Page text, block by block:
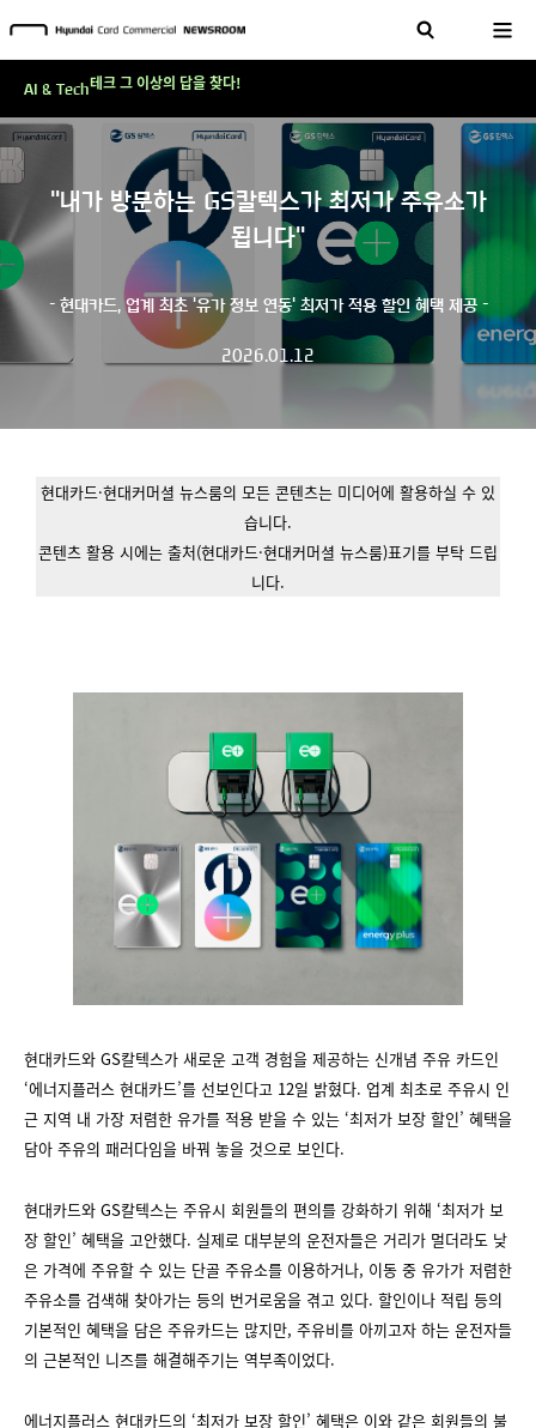
"내가 방문하는 GS칼텍스가 최저가 주유소가
됩니다"
- 현대카드, 업계 최초 '유가 정보 연동' 최저가 적용 할인 혜택 제공 -
2026.01.12
현대카드·현대커머셜 뉴스룸의 모든 콘텐츠는 미디어에 활용하실 수 있
습니다.
콘텐츠 활용 시에는 출처(현대카드·현대커머셜 뉴스룸)표기를 부탁 드립
니다.
현대카드와 GS칼텍스가 새로운 고객 경험을 제공하는 신개념 주유 카드인
‘에너지플러스 현대카드’를 선보인다고 12일 밝혔다. 업계 최초로 주유시 인
근 지역 내 가장 저렴한 유가를 적용 받을 수 있는 ‘최저가 보장 할인’ 혜택을
담아 주유의 패러다임을 바꿔 놓을 것으로 보인다.
현대카드와 GS칼텍스는 주유시 회원들의 편의를 강화하기 위해 ‘최저가 보
장 할인’ 혜택을 고안했다. 실제로 대부분의 운전자들은 거리가 멀더라도 낮
은 가격에 주유할 수 있는 단골 주유소를 이용하거나, 이동 중 유가가 저렴한
주유소를 검색해 찾아가는 등의 번거로움을 겪고 있다. 할인이나 적립 등의
기본적인 혜택을 담은 주유카드는 많지만, 주유비를 아끼고자 하는 운전자들
의 근본적인 니즈를 해결해주기는 역부족이었다.
에너지플러스 현대카드의 ‘최저가 보장 할인’ 혜택은 이와 같은 회원들의 불
AI & Tech테크 그 이상의 답을 찾다!
현대카드, 스테이블코인 국제송금 실제 도입 가능한 수준 준비 마쳐
'AI에게도 배운다'…현대카드·현대커머셜이 'AX 시대'에 대응하는 방식
테크 그 이상의 답을 찾다!